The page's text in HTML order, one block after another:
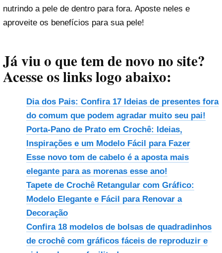
nutrindo a pele de dentro para fora. Aposte neles e
aproveite os benefícios para sua pele!
Já viu o que tem de novo no site?
Acesse os links logo abaixo:
Dia dos Pais: Confira 17 Ideias de presentes fora
do comum que podem agradar muito seu pai!
Porta-Pano de Prato em Crochê: Ideias,
Inspirações e um Modelo Fácil para Fazer
Esse novo tom de cabelo é a aposta mais
elegante para as morenas esse ano!
Tapete de Crochê Retangular com Gráfico:
Modelo Elegante e Fácil para Renovar a
Decoração
Confira 18 modelos de bolsas de quadradinhos
de crochê com gráficos fáceis de reproduzir e